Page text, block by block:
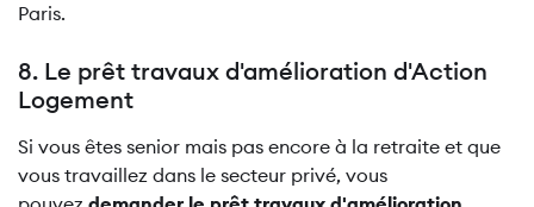
Paris.
8. Le prêt travaux d'amélioration d'Action
Logement
Si vous êtes senior mais pas encore à la retraite et que
vous travaillez dans le secteur privé, vous